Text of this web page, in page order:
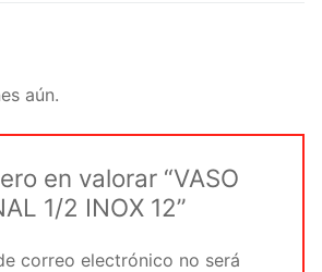
aún.
en valorar “VASO
1/2 INOX 12”
correo electrónico no será